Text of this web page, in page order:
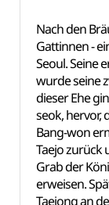
Nach den
Gattinnen -
Seoul. Seine
wurde seine
dieser Ehe
seok, hervor,
Bang-won
Taejo zurück
Grab der
erweisen.
Taejong an